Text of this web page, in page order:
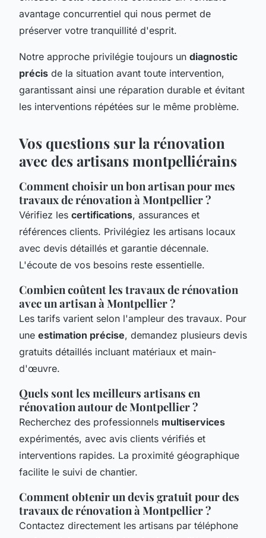
avantage concurrentiel qui nous permet de
préserver votre tranquillité d'esprit.
Notre approche privilégie toujours un diagnostic
précis de la situation avant toute intervention,
garantissant ainsi une réparation durable et évitant
les interventions répétées sur le même problème.
Vos questions sur la rénovation
avec des artisans montpelliérains
Comment choisir un bon artisan pour mes
travaux de rénovation à Montpellier ?
Vérifiez les certifications, assurances et
références clients. Privilégiez les artisans locaux
avec devis détaillés et garantie décennale.
L'écoute de vos besoins reste essentielle.
Combien coûtent les travaux de rénovation
avec un artisan à Montpellier ?
Les tarifs varient selon l'ampleur des travaux. Pour
une estimation précise, demandez plusieurs devis
gratuits détaillés incluant matériaux et main-
d'œuvre.
Quels sont les meilleurs artisans en
rénovation autour de Montpellier ?
Recherchez des professionnels multiservices
expérimentés, avec avis clients vérifiés et
interventions rapides. La proximité géographique
facilite le suivi de chantier.
Comment obtenir un devis gratuit pour des
travaux de rénovation à Montpellier ?
Contactez directement les artisans par téléphone